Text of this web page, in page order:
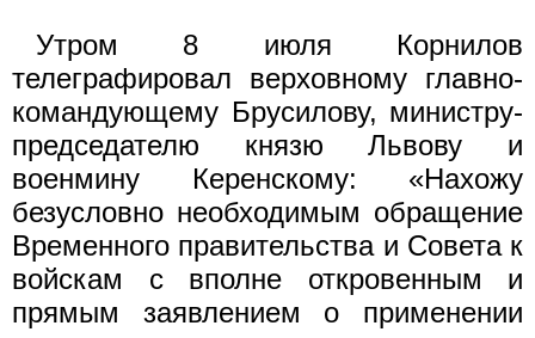
Утром 8 июля Корнилов
телеграфировал верховному главно­
командующему Брусилову, министру-
председателю князю Львову и
военмину Керенскому: «Нахожу
безусловно необходимым обра­щение
Временного правительства и Совета к
войскам с вполне откровенным и
прямым заявлением о применении